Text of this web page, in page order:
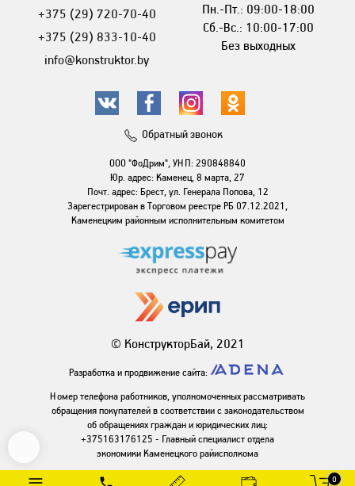
0
+375 (29) 720-70-40
+375 (29) 833-10-40
info@konstruktor.by
Пн.-Пт.: 09:00-18:00
Сб.-Вс.: 10:00-17:00
Без выходных
Обратный звонок
ООО "ФоДрим", УНП: 290848840
Юр. адрес: Каменец, 8 марта, 27
Почт. адрес: Брест, ул. Генерала Попова, 12
Зарегестрирован в Торговом реестре РБ 07.12.2021,
Каменецким районным исполнительным комитетом
© КонструкторБай, 2021
Разработка и продвижение сайта:
Номер телефона работников, уполномоченных рассматривать
обращения покупателей в соответствии с законодательством
об обращениях граждан и юридических лиц:
+375163176125 - Главный специалист отдела
экономики Каменецкого райисполкома